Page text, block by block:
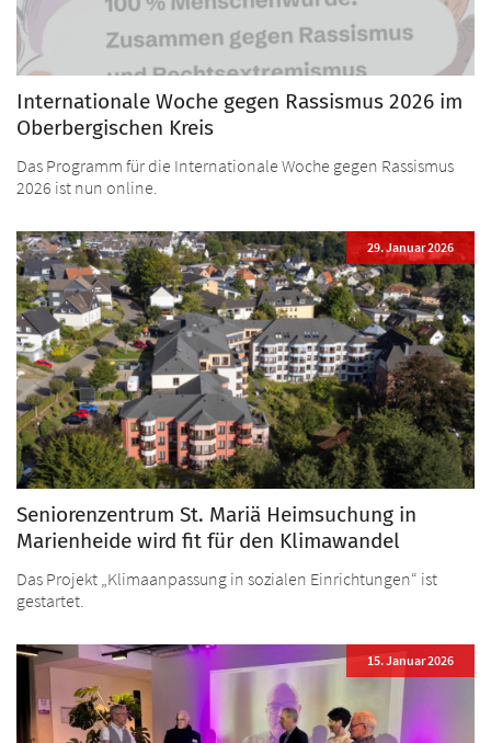
Internationale Woche gegen Rassismus 2026 im
Oberbergischen Kreis
Das Programm für die Internationale Woche gegen Rassismus
2026 ist nun online.
Seniorenzentrum St. Mariä Heimsuchung in
Marienheide wird fit für den Klimawandel
29. Januar 2026
Das Projekt „Klimaanpassung in sozialen Einrichtungen“ ist
gestartet.
15. Januar 2026